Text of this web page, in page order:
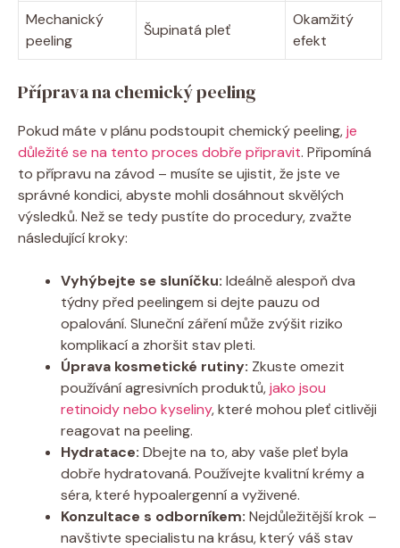
Mechanický
peeling
Šupinatá pleť
Okamžitý
efekt
Příprava na chemický peeling
Pokud máte v plánu podstoupit chemický peeling,je
důležité se na tento proces dobře připravit. Připomíná
to přípravu na závod – musíte se ujistit, že jste ve
správné kondici, abyste mohli dosáhnout skvělých
výsledků. Než se tedy pustíte do procedury, zvažte
následující kroky:
Vyhýbejte se sluníčku: Ideálně alespoň dva
týdny před peelingem si dejte pauzu od
opalování. Sluneční záření může zvýšit riziko
komplikací a zhoršit stav pleti.
Úprava kosmetické rutiny: Zkuste omezit
používání agresivních produktů,jako jsou
retinoidy nebo kyseliny, které mohou pleť citlivěji
reagovat na peeling.
Hydratace: Dbejte na to, aby vaše pleť byla
dobře hydratovaná. Používejte kvalitní krémy a
séra, které hypoalergenní a vyživené.
Konzultace s odborníkem: Nejdůležitější krok –
navštivte specialistu na krásu, který váš stav